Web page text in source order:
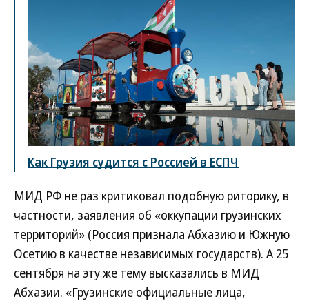
Как Грузия судится с Россией в ЕСПЧ
МИД РФ не раз критиковал подобную риторику, в
частности, заявления об «оккупации грузинских
территорий» (Россия признала Абхазию и Южную
Осетию в качестве независимых государств). А 25
сентября на эту же тему высказались в МИД
Абхазии. «Грузинские официальные лица,